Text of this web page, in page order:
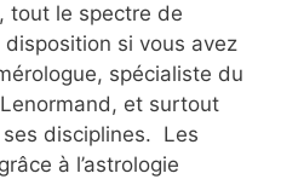
tout le spectre de
disposition si vous avez
spécialiste du
et surtout
ses disciplines. Les
à l’astrologie